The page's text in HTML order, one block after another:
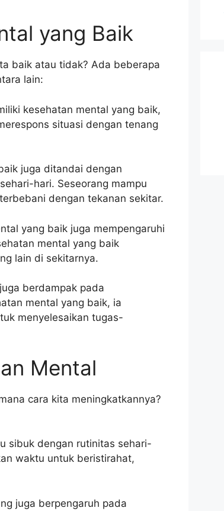
yang Baik
baik atau tidak? Ada beberapa
lain:
kesehatan mental yang baik,
situasi dengan tenang
juga ditandai dengan
hari. Seseorang mampu
dengan tekanan sekitar.
yang baik juga mempengaruhi
mental yang baik
lain di sekitarnya.
berdampak pada
mental yang baik, ia
menyelesaikan tugas-
Mental
cara kita meningkatkannya?
sibuk dengan rutinitas sehari-
waktu untuk beristirahat,
juga berpengaruh pada